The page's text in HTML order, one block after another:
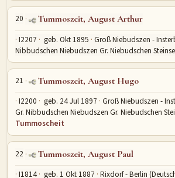
20 Tummoszeit, August Arthur
I2207 geb. Okt 1895 Groß Niebudszen -
Nibbudschen Niebudszen Gr. Niebudschen
21 Tummoszeit, August Hugo
I2200 geb. 24 Jul 1897 Groß Niebudszen -
Gr. Nibbudschen Niebudszen Gr. Niebudschen
Tummoscheit
22 Tummoszeit, August Paul
I1814 geb. 1 Okt 1887 Rixdorf - Berlin